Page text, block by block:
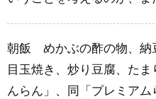
朝飯 めかぶの酢の物、納
目玉焼き、炒り豆腐、た
んらん」、同「プレミア